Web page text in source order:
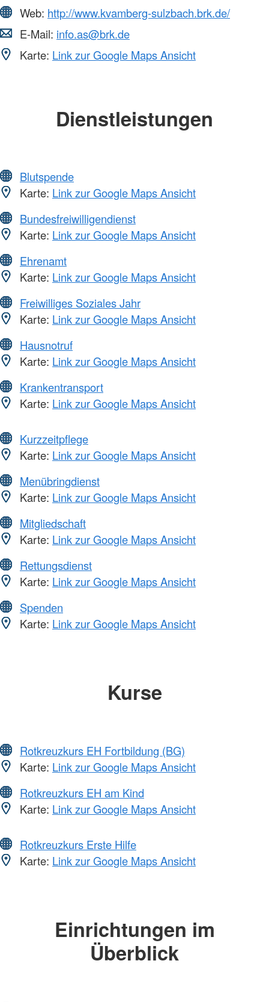
Web: http://www.kvamberg-sulzbach.brk.de/
E-Mail: info.as@brk.de
Karte: Link zur Google Maps Ansicht
Dienstleistungen
Blutspende
Karte: Link zur Google Maps Ansicht
Bundesfreiwilligendienst
Karte: Link zur Google Maps Ansicht
Ehrenamt
Karte: Link zur Google Maps Ansicht
Freiwilliges Soziales Jahr
Karte: Link zur Google Maps Ansicht
Hausnotruf
Karte: Link zur Google Maps Ansicht
Krankentransport
Karte: Link zur Google Maps Ansicht
Kurzzeitpflege
Karte: Link zur Google Maps Ansicht
Menübringdienst
Karte: Link zur Google Maps Ansicht
Mitgliedschaft
Karte: Link zur Google Maps Ansicht
Rettungsdienst
Karte: Link zur Google Maps Ansicht
Spenden
Karte: Link zur Google Maps Ansicht
Kurse
Rotkreuzkurs EH Fortbildung (BG)
Karte: Link zur Google Maps Ansicht
Rotkreuzkurs EH am Kind
Karte: Link zur Google Maps Ansicht
Rotkreuzkurs Erste Hilfe
Karte: Link zur Google Maps Ansicht
Einrichtungen im
Überblick